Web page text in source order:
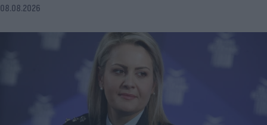
08.08.2026